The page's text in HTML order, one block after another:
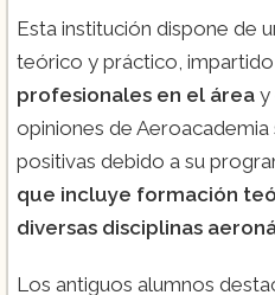
Esta institución dispone de
teórico y práctico,
profesionales en el área y
opiniones de
positivas debido a su
que incluye formación
diversas disciplinas
Los antiguos alumnos